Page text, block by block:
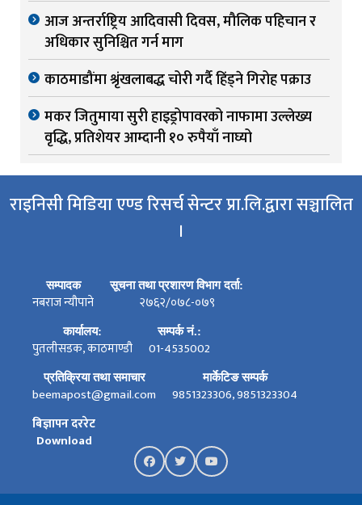
आज अन्तर्राष्ट्रिय आदिवासी दिवस, मौलिक पहिचान र
अधिकार सुनिश्चित गर्न माग
काठमाडौंमा श्रृंखलाबद्ध चोरी गर्दै हिंड्ने गिरोह पक्राउ
मकर जितुमाया सुरी हाइड्रोपावरको नाफामा उल्लेख्य
वृद्धि, प्रतिशेयर आम्दानी १० रुपैयाँ नाघ्यो
राइनिसी मिडिया एण्ड रिसर्च सेन्टर प्रा.लि.द्वारा सञ्चालित
।
सम्पादक
नबराज न्यौपाने
सूचना तथा प्रशारण विभाग दर्ता:
२७६२/०७८-०७९
कार्यालय:
पुतलीसडक, काठमाण्डौ
सम्पर्क नं.:
01-4535002
प्रतिक्रिया तथा समाचार
beemapost@gmail.com
मार्केटिङ सम्पर्क
9851323306, 9851323304
बिज्ञापन दररेट
Download